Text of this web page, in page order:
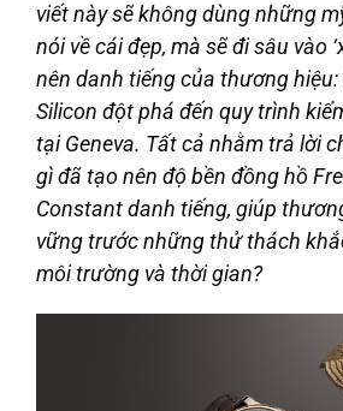
viết này sẽ không dùng những
nói về cái đẹp, mà sẽ đi sâu vào
nên danh tiếng của thương
Silicon đột phá đến quy trình
tại Geneva. Tất cả nhằm trả lời
gì đã tạo nên độ bền đồng hồ
Constant danh tiếng, giúp
vững trước những thử thách
môi trường và thời gian?